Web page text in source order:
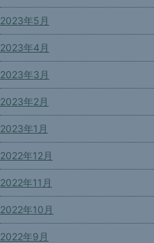
2023年5月
2023年4月
2023年3月
2023年2月
2023年1月
2022年12月
2022年11月
2022年10月
2022年9月